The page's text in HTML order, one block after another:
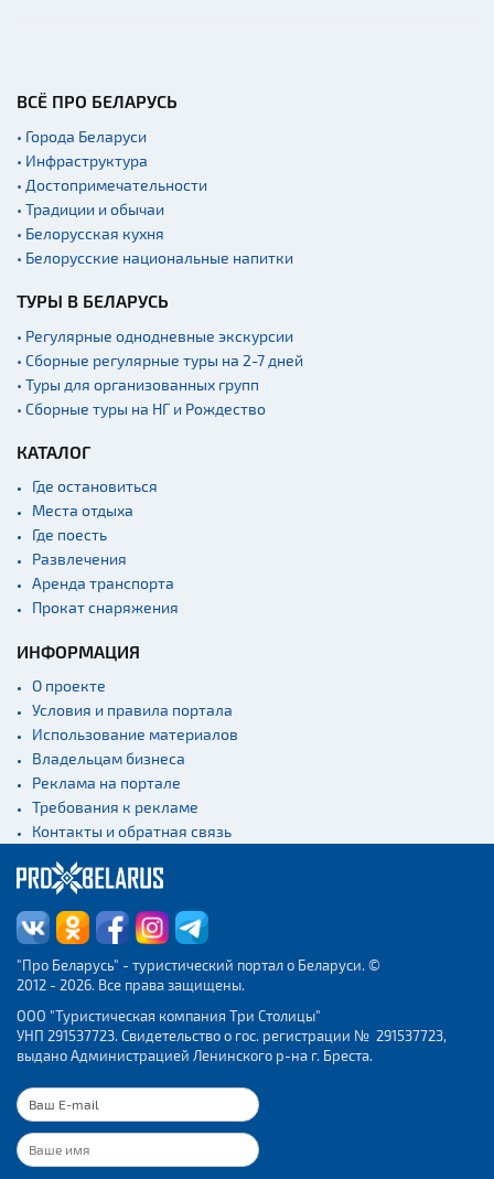
ВСЁ ПРО БЕЛАРУСЬ
• Города Беларуси
• Инфраструктура
• Достопримечательности
• Традиции и обычаи
• Белорусская кухня
• Белорусские национальные напитки
ТУРЫ В БЕЛАРУСЬ
• Регулярные однодневные экскурсии
• Сборные регулярные туры на 2-7 дней
• Туры для организованных групп
• Сборные туры на НГ и Рождество
КАТАЛОГ
Где остановиться
Места отдыха
Где поесть
Развлечения
Аренда транспорта
Прокат снаряжения
ИНФОРМАЦИЯ
О проекте
Условия и правила портала
Использование материалов
Владельцам бизнеса
Реклама на портале
Требования к рекламе
Контакты и обратная связь
"Про Беларусь" - туристический портал о Беларуси. ©
2012 - 2026. Все права защищены.
ООО "Туристическая компания Три Столицы"
УНП 291537723. Свидетельство о гос. регистрации № 291537723,
выдано Администрацией Ленинского р-на г. Бреста.